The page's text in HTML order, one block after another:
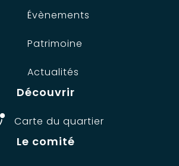
Évènements
Patrimoine
Actualités
Découvrir
Carte du quartier
Le comité